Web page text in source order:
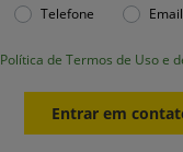
Telefone Email
Política de Termos de Uso e
Entrar em